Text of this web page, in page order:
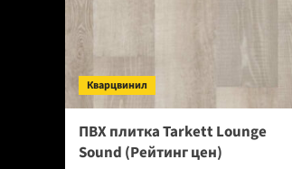
Кварцвинил
ПВХ плитка Tarkett Lounge
Sound (Рейтинг цен)